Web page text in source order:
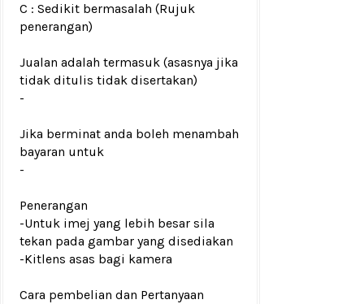
C : Sedikit bermasalah (Rujuk
penerangan)
Jualan adalah termasuk (asasnya jika
tidak ditulis tidak disertakan)
-
Jika berminat anda boleh menambah
bayaran untuk
-
Penerangan
-Untuk imej yang lebih besar sila
tekan pada gambar yang disediakan
-Kitlens asas bagi kamera
Cara pembelian dan Pertanyaan